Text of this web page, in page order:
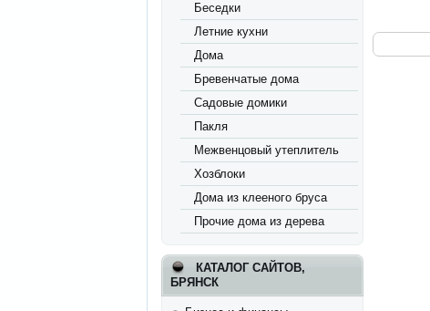
Беседки
Летние кухни
Дома
Бревенчатые дома
Садовые домики
Пакля
Межвенцовый утеплитель
Хозблоки
Дома из клееного бруса
Прочие дома из дерева
КАТАЛОГ САЙТОВ,
БРЯНСК